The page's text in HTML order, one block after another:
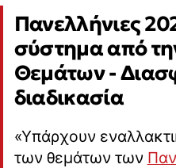
Πανελλήνιες
σύστημα από
Θεμάτων -
διαδικασία
«Υπάρχουν
των θεμάτων των